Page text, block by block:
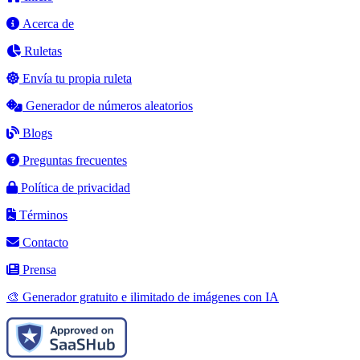
Acerca de
Ruletas
Envía tu propia ruleta
Generador de números aleatorios
Blogs
Preguntas frecuentes
Política de privacidad
Términos
Contacto
Prensa
🎨 Generador gratuito e ilimitado de imágenes con IA